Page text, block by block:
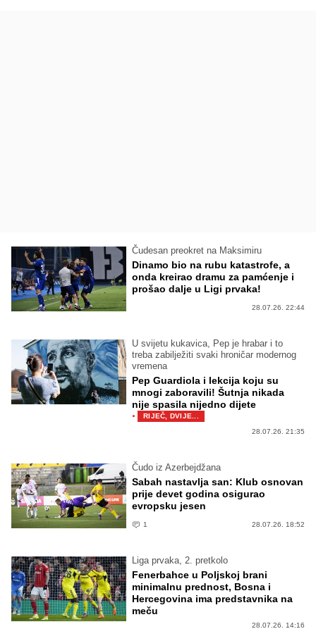
Čudesan preokret na Maksimiru
Dinamo bio na rubu katastrofe, a
onda kreirao dramu za pamćenje i
prošao dalje u Ligi prvaka!
28.07.26. 22:44
U svijetu kukavica, Pep je hrabar i to
treba zabilježiti svaki hroničar modernog
vremena
Pep Guardiola i lekcija koju su
mnogi zaboravili! Šutnja nikada
nije spasila nijedno dijete
·
RIJEČ, DVIJE...
28.07.26. 21:35
Čudo iz Azerbejdžana
Sabah nastavlja san: Klub osnovan
prije devet godina osigurao
evropsku jesen
1 28.07.26. 18:52
Liga prvaka, 2. pretkolo
Fenerbahce u Poljskoj brani
minimalnu prednost, Bosna i
Hercegovina ima predstavnika na
meču
28.07.26. 14:16